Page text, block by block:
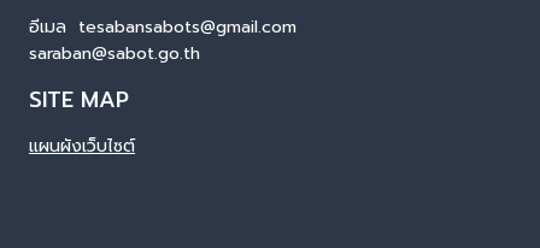
อีเมล tesabansabots@gmail.com
saraban@sabot.go.th
SITE MAP
แผนผังเว็บไซต์